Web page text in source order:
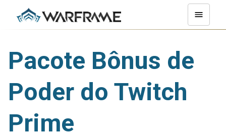
Pacote Bônus de
Poder do Twitch
Prime